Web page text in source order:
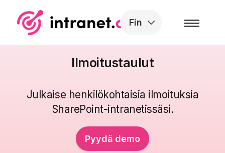
Fin
Ilmoitustaulut
Julkaise henkilökohtaisia ilmoituksia
SharePoint-intranetissäsi.
Pyydä demo